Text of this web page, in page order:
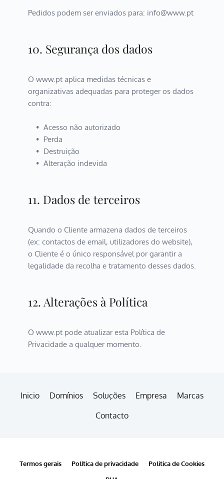
Pedidos podem ser enviados para: info@www.pt
10. Segurança dos dados
O www.pt aplica medidas técnicas e
organizativas adequadas para proteger os dados
contra:
Acesso não autorizado
Perda
Destruição
Alteração indevida
11. Dados de terceiros
Quando o Cliente armazena dados de terceiros
(ex: contactos de email, utilizadores do website),
o Cliente é o único responsável por garantir a
legalidade da recolha e tratamento desses dados.
12. Alterações à Política
O www.pt pode atualizar esta Política de
Privacidade a qualquer momento.
Inicio Domínios Soluções Empresa
Marcas
Contacto
Termos gerais Política de privacidade
Politica de Cookies